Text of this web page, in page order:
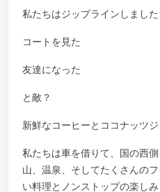
私たちはジップラインしまし
コートを見た
友達になった
と敵？
新鮮なコーヒーとココナッツ
私たちは車を借りて、国の西
山、温泉、そしてたくさんの
い料理とノンストップの楽し